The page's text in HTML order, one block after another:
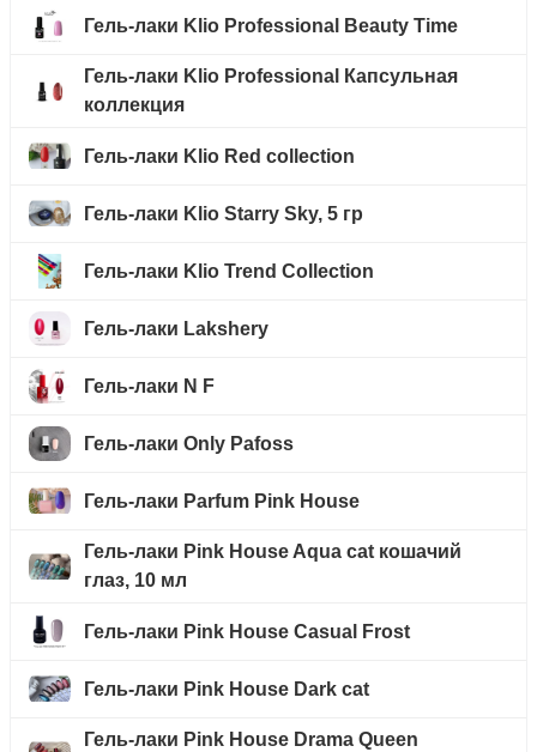
Гель-лаки Klio Professional Beauty Time
Гель-лаки Klio Professional Капсульная
коллекция
Гель-лаки Klio Red collection
Гель-лаки Klio Starry Sky, 5 гр
Гель-лаки Klio Trend Collection
Гель-лаки Lakshery
Гель-лаки N F
Гель-лаки Only Pafoss
Гель-лаки Parfum Pink House
Гель-лаки Pink House Aqua cat кошачий
глаз, 10 мл
Гель-лаки Pink House Casual Frost
Гель-лаки Pink House Dark cat
Гель-лаки Pink House Drama Queen